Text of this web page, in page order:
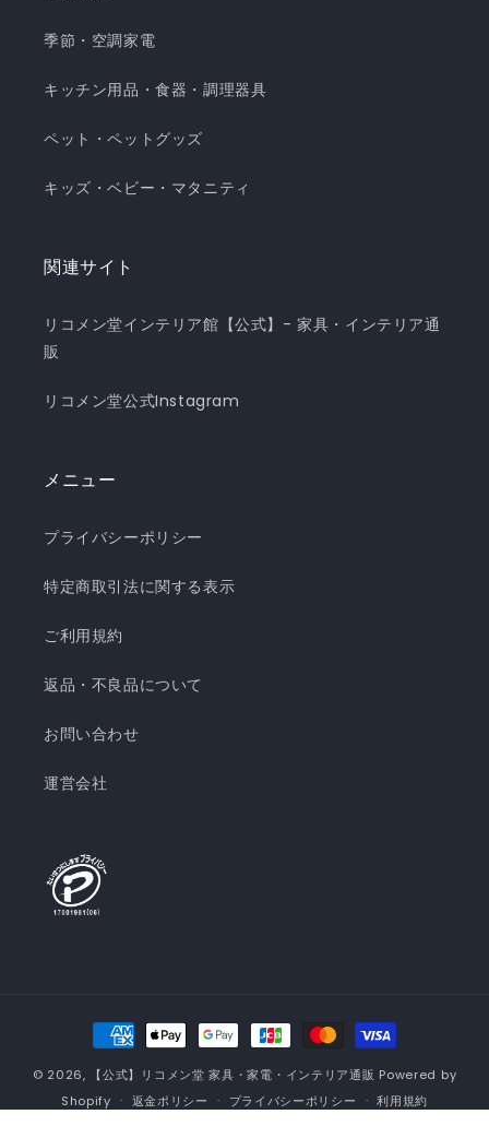
季節・空調家電
キッチン用品・食器・調理器具
ペット・ペットグッズ
キッズ・ベビー・マタニティ
関連サイト
リコメン堂インテリア館【公式】- 家具・インテリア通
販
リコメン堂公式Instagram
メニュー
プライバシーポリシー
特定商取引法に関する表示
ご利用規約
返品・不良品について
お問い合わせ
運営会社
決
済
方
法
© 2026, 【公式】リコメン堂 家具・家電・インテリア通販 Powered by
Shopify
返金ポリシー プライバシーポリシー
利用規約